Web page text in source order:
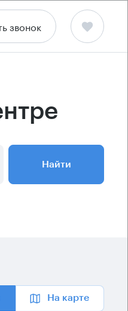
звонок
Найти
На карте